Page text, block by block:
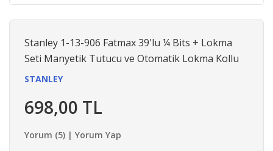
Stanley 1-13-906 Fatmax 39'lu ¼ Bits + Lokma
Seti Manyetik Tutucu ve Otomatik Lokma Kollu
STANLEY
698,00 TL
Yorum (5) | Yorum Yap